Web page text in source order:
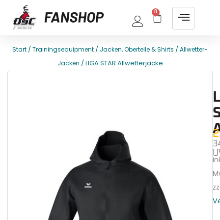
0
Start /Trainingsequipment / Jacken, Oberteile & Shirts /Allwetter-
Jacken / LIGA STAR Allwetterjacke